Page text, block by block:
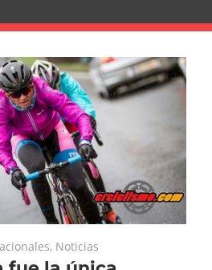
, Noticias